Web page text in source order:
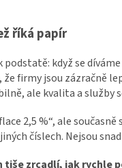
říká papír
podstatě: když se
firmy jsou zázračně
ale kvalita a služby
2,5 %“, ale
číslech. Nejsou
tiše zrcadlí, jak rychle